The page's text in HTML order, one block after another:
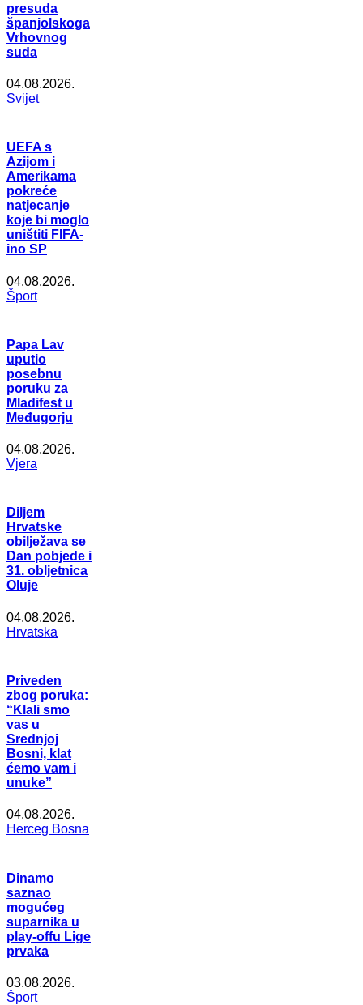
presuda
španjolskoga
Vrhovnog
suda
04.08.2026.
Svijet
UEFA s
Azijom i
Amerikama
pokreće
natjecanje
koje bi moglo
uništiti FIFA-
ino SP
04.08.2026.
Šport
Papa Lav
uputio
posebnu
poruku za
Mladifest u
Međugorju
04.08.2026.
Vjera
Diljem
Hrvatske
obilježava se
Dan pobjede i
31. obljetnica
Oluje
04.08.2026.
Hrvatska
Priveden
zbog poruka:
“Klali smo
vas u
Srednjoj
Bosni, klat
ćemo vam i
unuke”
04.08.2026.
Herceg Bosna
Dinamo
saznao
mogućeg
suparnika u
play-offu Lige
prvaka
03.08.2026.
Šport